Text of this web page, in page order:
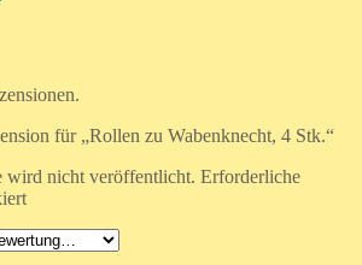
für „Rollen zu Wabenknecht, 4 Stk.“
wird nicht veröffentlicht. Erforderliche